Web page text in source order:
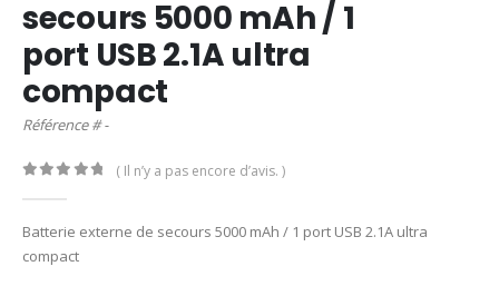
secours 5000 mAh / 1
port USB 2.1A ultra
compact
Référence # -
( Il n’y a pas encore d’avis. )
Batterie externe de secours 5000 mAh / 1 port USB 2.1A ultra
compact